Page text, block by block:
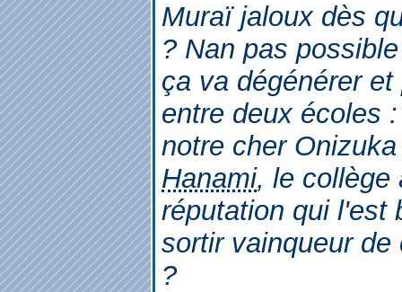
Muraï jaloux dès
? Nan pas
ça va dégénérer
entre deux écoles
notre cher
Hanami, le collège
réputation qui l'est
sortir vainqueur
?